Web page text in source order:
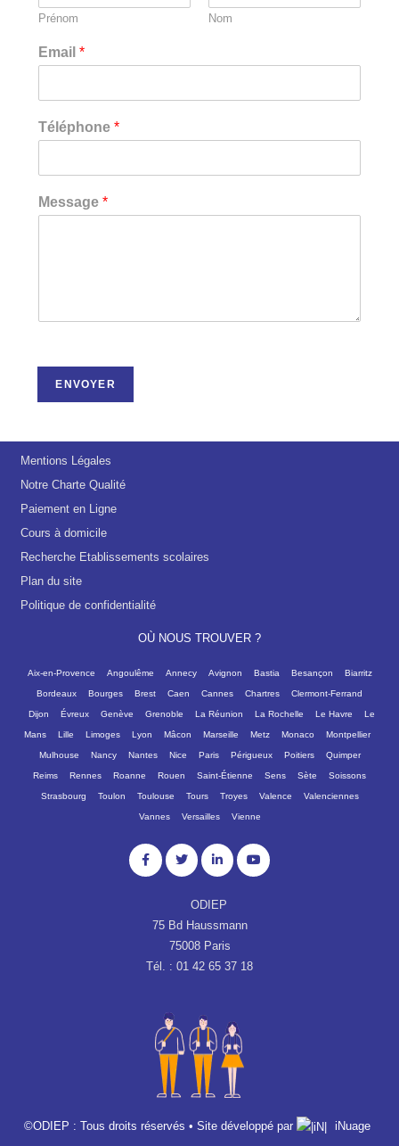
Prénom Nom
Email*
Téléphone*
Message*
ENVOYER
Mentions Légales
Notre Charte Qualité
Paiement en Ligne
Cours à domicile
Recherche Etablissements scolaires
Plan du site
Politique de confidentialité
OÙ NOUS TROUVER ?
Aix-en-Provence Angoulême Annecy Avignon Bastia Besançon Biarritz
Bordeaux Bourges Brest Caen Cannes Chartres Clermont-Ferrand
Dijon Évreux Genève Grenoble La Réunion La Rochelle Le Havre Le
Mans Lille Limoges Lyon Mâcon Marseille Metz Monaco Montpellier
Mulhouse Nancy Nantes Nice Paris Périgueux Poitiers Quimper
Reims Rennes Roanne Rouen Saint-Étienne Sens Sète Soissons
Strasbourg Toulon Toulouse Tours Troyes Valence Valenciennes
Vannes Versailles Vienne
ODIEP
75 Bd Haussmann
75008 Paris
Tél. : 01 42 65 37 18
©ODIEP : Tous droits réservés • Site développé par iNuage